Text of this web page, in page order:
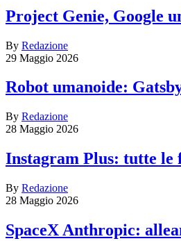
Project Genie, Google
By Redazione
29 Maggio 2026
Robot umanoide:
By Redazione
28 Maggio 2026
Instagram Plus: tutte le
By Redazione
28 Maggio 2026
SpaceX Anthropic: